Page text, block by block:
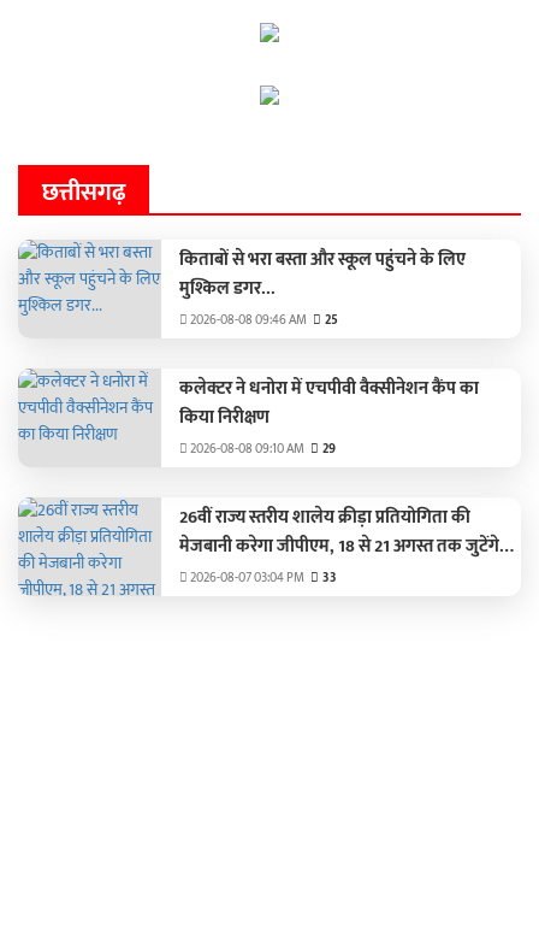
छत्तीसगढ़
किताबों से भरा बस्ता और स्कूल पहुंचने के लिए
मुश्किल डगर...
2026-08-08 09:46 AM 25
कलेक्टर ने धनोरा में एचपीवी वैक्सीनेशन कैंप का
किया निरीक्षण
2026-08-08 09:10 AM 29
26वीं राज्य स्तरीय शालेय क्रीड़ा प्रतियोगिता की
मेजबानी करेगा जीपीएम, 18 से 21 अगस्त तक जुटेंगे
प्रदेशभर के खिलाड़ी
2026-08-07 03:04 PM 33